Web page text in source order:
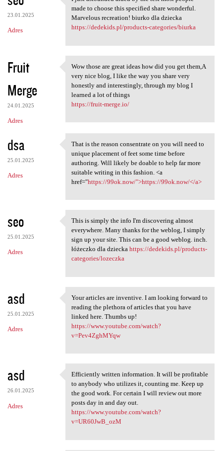
23.01.2025
Adres
I just astounded aided by the
made to choose this specified share wonderful.
Marvelous recreation! biurko dla dziecka
https://dedekids.pl/products-categories/biurka
Fruit
Merge
24.01.2025
Adres
Wow those are great ideas how
Wow those are great ideas how did you get them,A
very nice blog, I like the way you share very
honestly and interestingly, through my blog I
learned a lot of things
https://fruit-merge.io/
dsa
25.01.2025
Adres
That is the reason
That is the reason consentrate on you will need to
unique placement of feet some time before
authoring. Will likely be doable to help far more
suitable writing in this fashion. <a
href="https://99ok.now/">https://99ok.now/</a>
seo
25.01.2025
Adres
This is simply the info I'm
This is simply the info I'm discovering almost
everywhere. Many thanks for the weblog, I simply
sign up your site. This can be a good weblog. inch.
łóżeczko dla dziecka https://dedekids.pl/products-
categories/lozeczka
asd
25.01.2025
Adres
Your articles are inventive.
Your articles are inventive. I am looking forward to
reading the plethora of articles that you have
linked here. Thumbs up!
https://www.youtube.com/watch?
v=Pev4ZghMYqw
asd
26.01.2025
Adres
Efficiently written
Efficiently written information. It will be profitable
to anybody who utilizes it, counting me. Keep up
the good work. For certain I will review out more
posts day in and day out.
https://www.youtube.com/watch?
v=UR60JwB_ozM